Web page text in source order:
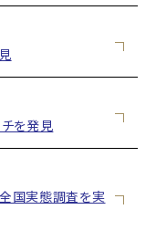
を発見
国実態調査を実